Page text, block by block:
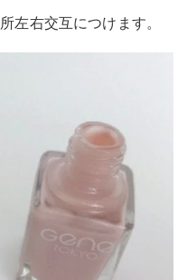
右交互につけます。